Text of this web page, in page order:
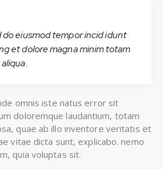
do eiusmod tempor incid idunt
et dolore magna minim totam
omnis iste natus error sit
doloremque laudantium, totam
quae ab illo inventore veritatis et
vitae dicta sunt, explicabo. nemo
quia voluptas sit.